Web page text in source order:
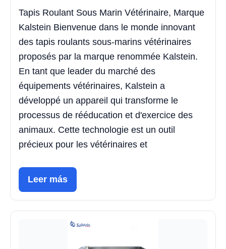
Tapis Roulant Sous Marin Vétérinaire, Marque
Kalstein Bienvenue dans le monde innovant
des tapis roulants sous-marins vétérinaires
proposés par la marque renommée Kalstein.
En tant que leader du marché des
équipements vétérinaires, Kalstein a
développé un appareil qui transforme le
processus de rééducation et d'exercice des
animaux. Cette technologie est un outil
précieux pour les vétérinaires et
Leer más